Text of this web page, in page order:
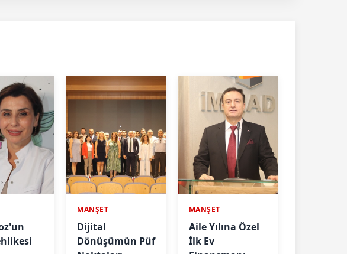
MANŞET
Dijital
Dönüşümün Püf
MANŞET
Aile Yılına Özel
İlk Ev